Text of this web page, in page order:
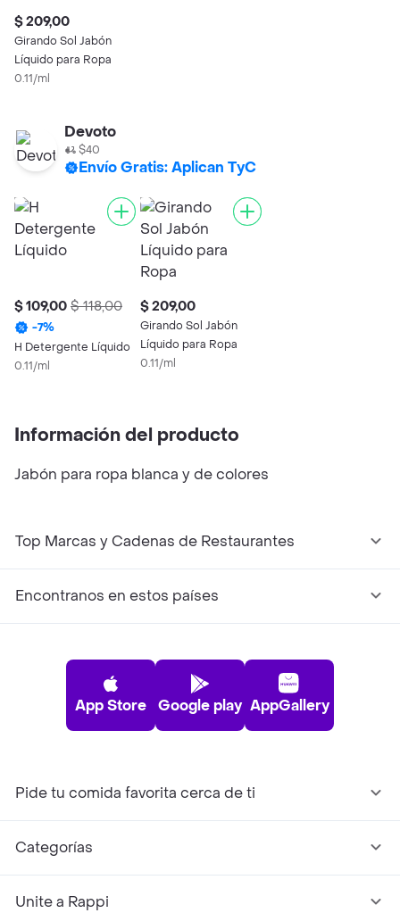
$ 209,00
Girando Sol Jabón
Líquido para Ropa
0.11/ml
Devoto
$40
Envío Gratis: Aplican TyC
$ 109,00 $ 118,00
-7%
H Detergente Líquido
0.11/ml
$ 209,00
Girando Sol Jabón
Líquido para Ropa
0.11/ml
Información del producto
Jabón para ropa blanca y de colores
Top Marcas y Cadenas de Restaurantes
Encontranos en estos países
App Store Google play AppGallery
Pide tu comida favorita cerca de ti
Categorías
Unite a Rappi